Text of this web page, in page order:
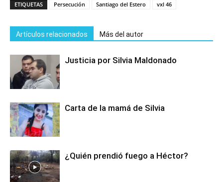
ETIQUETAS Persecución Santiago del Estero vxl 46
Artículos relacionados Más del autor
Justicia por Silvia Maldonado
Carta de la mamá de Silvia
¿Quién prendió fuego a Héctor?